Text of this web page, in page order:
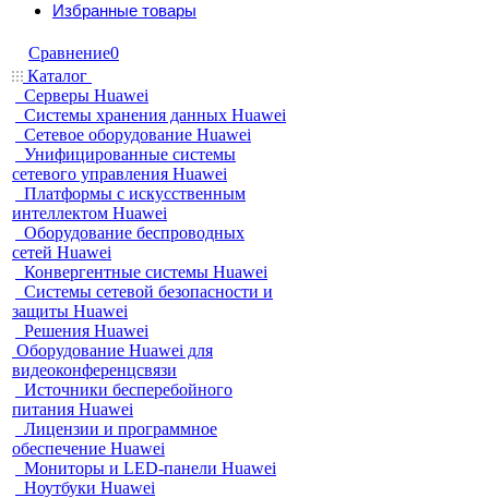
Избранные товары
Сравнение0
Каталог
Серверы Huawei
Системы хранения данных Huawei
Сетевое оборудование Huawei
Унифицированные системы
сетевого управления Huawei
Платформы с искусственным
интеллектом Huawei
Оборудование беспроводных
сетей Huawei
Конвергентные системы Huawei
Системы сетевой безопасности и
защиты Huawei
Решения Huawei
Оборудование Huawei для
видеоконференцсвязи
Источники бесперебойного
питания Huawei
Лицензии и программное
обеспечение Huawei
Мониторы и LED-панели Huawei
Ноутбуки Huawei